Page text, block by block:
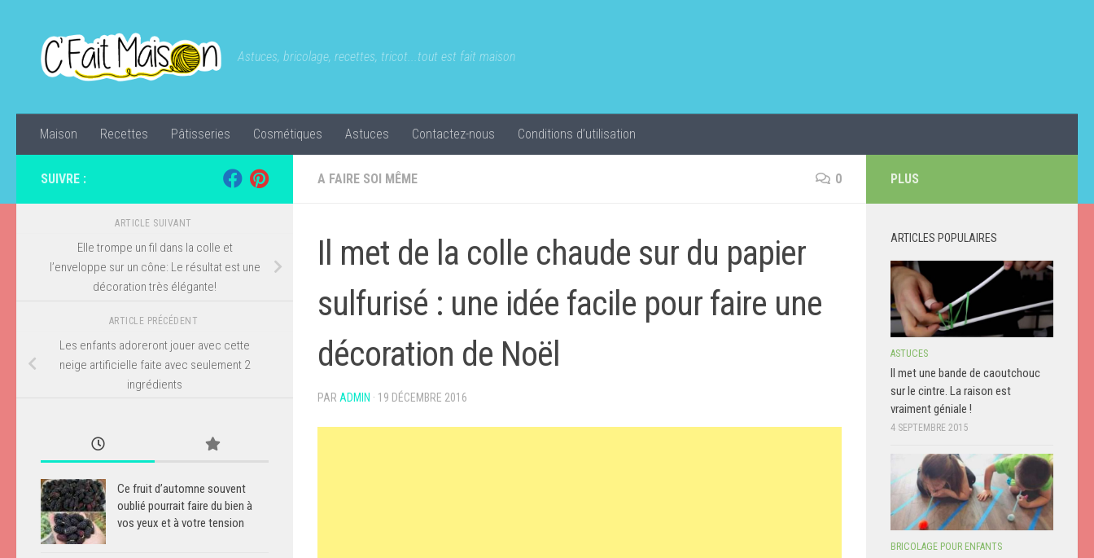
Astuces, bricolage, recettes, tricot...tout est fait maison
Maison Recettes Pâtisseries Cosmétiques Astuces Contactez-nous Conditions d’utilisation
A FAIRE SOI MÊME 0
Il met de la colle chaude sur du papier
sulfurisé : une idée facile pour faire une
décoration de Noël
PAR ADMIN · 19 DÉCEMBRE 2016
SUIVRE :
ARTICLE SUIVANT
Elle trompe un fil dans la colle et
l’enveloppe sur un cône: Le résultat est une
décoration très élégante!
ARTICLE PRÉCÉDENT
Les enfants adoreront jouer avec cette
neige artificielle faite avec seulement 2
ingrédients
Ce fruit d’automne souvent
oublié pourrait faire du bien à
vos yeux et à votre tension
PLUS
ARTICLES POPULAIRES
ASTUCES
Il met une bande de caoutchouc
sur le cintre. La raison est
vraiment géniale !
4 SEPTEMBRE 2015
BRICOLAGE POUR ENFANTS